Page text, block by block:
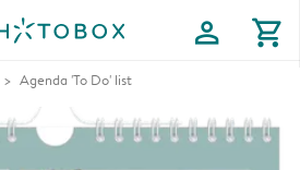
profile shopping_cart
Agenda 'To Do' list